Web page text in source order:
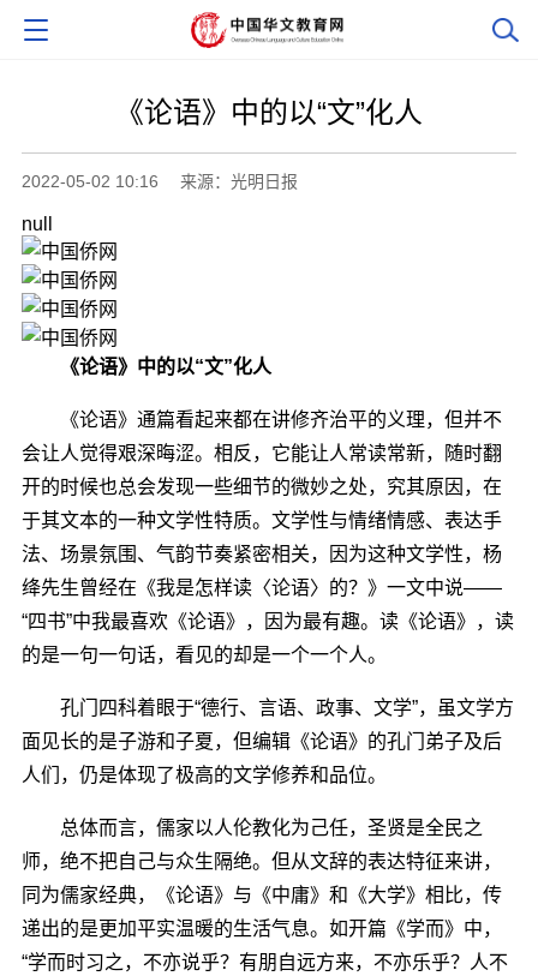
《论语》中的以“文”化人
2022-05-02 10:16 来源：光明日报
null
《论语》中的以“文”化人
《论语》通篇看起来都在讲修齐治平的义理，但并不
会让人觉得艰深晦涩。相反，它能让人常读常新，随时翻
开的时候也总会发现一些细节的微妙之处，究其原因，在
于其文本的一种文学性特质。文学性与情绪情感、表达手
法、场景氛围、气韵节奏紧密相关，因为这种文学性，杨
绛先生曾经在《我是怎样读〈论语〉的？》一文中说——
“四书”中我最喜欢《论语》，因为最有趣。读《论语》，读
的是一句一句话，看见的却是一个一个人。
孔门四科着眼于“德行、言语、政事、文学”，虽文学方
面见长的是子游和子夏，但编辑《论语》的孔门弟子及后
人们，仍是体现了极高的文学修养和品位。
总体而言，儒家以人伦教化为己任，圣贤是全民之
师，绝不把自己与众生隔绝。但从文辞的表达特征来讲，
同为儒家经典，《论语》与《中庸》和《大学》相比，传
递出的是更加平实温暖的生活气息。如开篇《学而》中，
“学而时习之，不亦说乎？有朋自远方来，不亦乐乎？人不